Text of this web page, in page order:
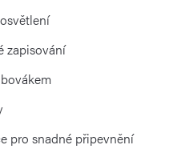
zapisování
pro snadné připevnění